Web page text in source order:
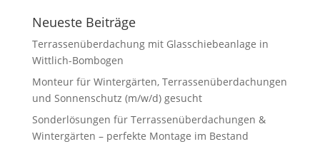
Neueste Beiträge
Terrassenüberdachung mit Glasschiebeanlage in
Wittlich-Bombogen
Monteur für Wintergärten, Terrassenüberdachungen
und Sonnenschutz (m/w/d) gesucht
Sonderlösungen für Terrassenüberdachungen &
Wintergärten – perfekte Montage im Bestand